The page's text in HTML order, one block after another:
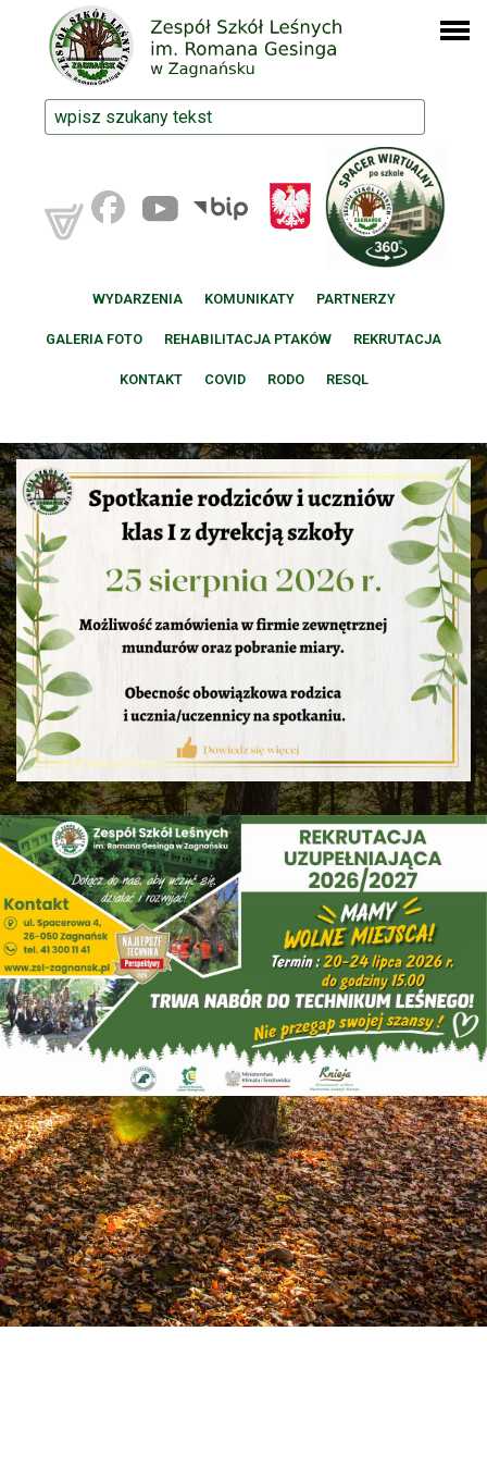
WYDARZENIA KOMUNIKATY PARTNERZY
GALERIA FOTO REHABILITACJA PTAKÓW REKRUTACJA
KONTAKT COVID RODO RESQL